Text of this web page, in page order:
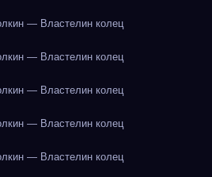
— Властелин колец
— Властелин колец
— Властелин колец
— Властелин колец
— Властелин колец